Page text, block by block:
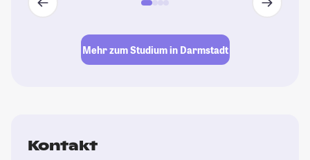
Mehr zum Studium in Darmstadt
Kontakt